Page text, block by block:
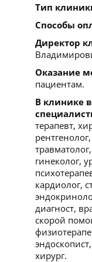
Тип
Способы
Директор
Оказание
пациентам.
В клинике
терапевт,
гинеколог,
кардиолог,
диагност,
скорой
хирург.